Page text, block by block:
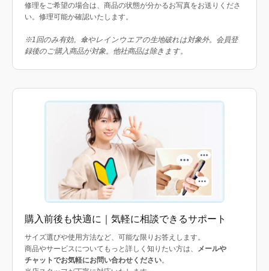
修理をご希望の場合は、商品の状態が分かるお写真をお送りくださ
い。修理可能か確認いたします。
※1回のみ有効。傘やレインウエアの生地破れは対象外。会員登
録後のご購入商品が対象。他社商品は除きます。
購入前後も快適に｜気軽に相談できるサポート
サイズ選びや使用方法など、可能な限りお答えします。
商品やサービスについてもっと詳しく知りたい方は、
メールや
チャットでお気軽にお問い合わせください。